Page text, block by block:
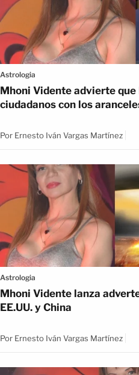
Astrologia
Mhoni Vidente advierte
ciudadanos con los
Por Ernesto Iván Vargas Martínez
Astrologia
Mhoni Vidente lanza
EE.UU. y China
Por Ernesto Iván Vargas Martínez